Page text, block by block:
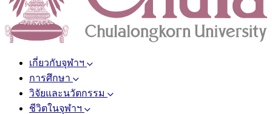
เกี่ยวกับจุฬาฯ
การศึกษา
วิจัยและนวัตกรรม
ชีวิตในจุฬาฯ